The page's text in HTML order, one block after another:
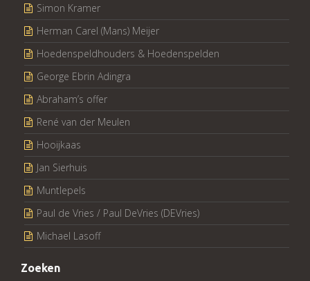
Simon Kramer
Herman Carel (Mans) Meijer
Hoedenspeldhouders & Hoedenspelden
George Ebrin Adingra
Abraham’s offer
René van der Meulen
Hooijkaas
Jan Sierhuis
Muntlepels
Paul de Vries / Paul DeVries (DEVries)
Michael Lasoff
Zoeken